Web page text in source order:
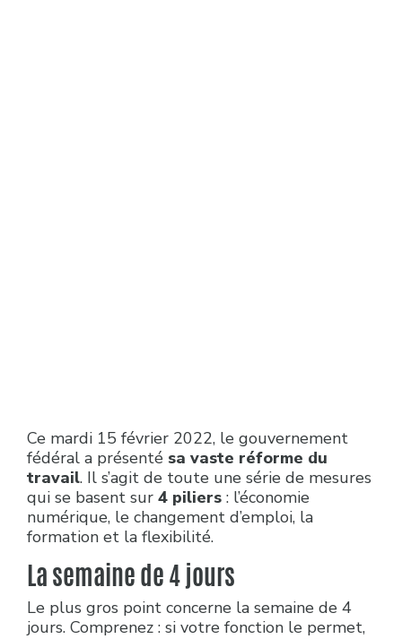
Ce mardi 15 février 2022, le gouvernement
fédéral a présenté sa vaste réforme du
travail. Il s’agit de toute une série de mesures
qui se basent sur 4 piliers : l’économie
numérique, le changement d’emploi, la
formation et la flexibilité.
La semaine de 4 jours
Le plus gros point concerne la semaine de 4
jours. Comprenez : si votre fonction le permet,